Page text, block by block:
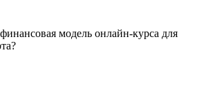
модель онлайн-курса для